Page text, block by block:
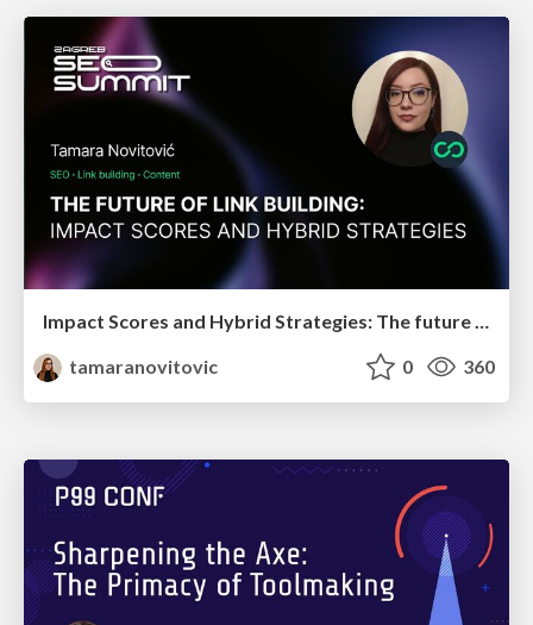
Impact Scores and Hybrid Strategies: The future of link building
tamaranovitovic
0 360